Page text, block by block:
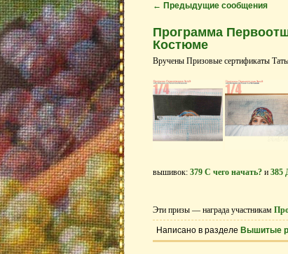
← Предыдущие сообщения
Программа
Костюме
Вручены Призовые сертификаты
вышивок: 379 С чего начать? и 385
Эти призы — награда участникам
Написано в разделе Вышитые